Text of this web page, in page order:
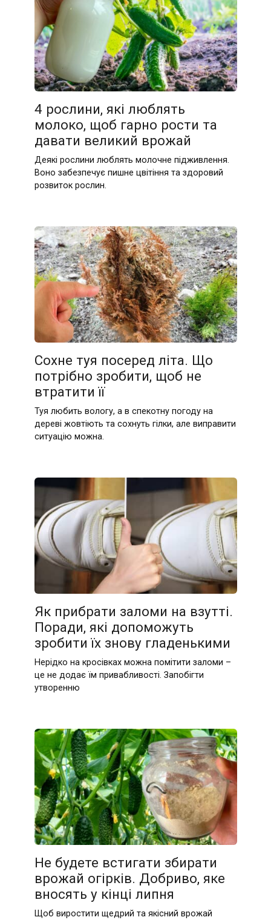
4 рослини, які люблять
молоко, щоб гарно рости та
давати великий врожай
Деякі рослини люблять молочне підживлення.
Воно забезпечує пишне цвітіння та здоровий
розвиток рослин.
Сохне туя посеред літа. Що
потрібно зробити, щоб не
втратити її
Туя любить вологу, а в спекотну погоду на
дереві жовтіють та сохнуть гілки, але виправити
ситуацію можна.
Як прибрати заломи на взутті.
Поради, які допоможуть
зробити їх знову гладенькими
Нерідко на кросівках можна помітити заломи –
це не додає їм привабливості. Запобігти
утворенню
Не будете встигати збирати
врожай огірків. Добриво, яке
вносять у кінці липня
Щоб виростити щедрий та якісний врожай